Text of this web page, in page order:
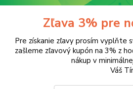
DeskJet D1341
V tejto kategórii nebol nájdený žiadny
Zľava 3% pre
Pre získanie zľavy prosím vyplňte
zašleme zľavový kupón na 3% z
nákup v
Váš